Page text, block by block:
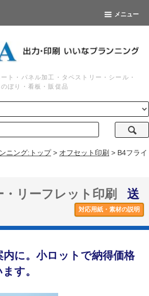
メニュー
ト・パネル加工・タペストリー・シール・
のぼり・看板・販促品
ニング:トップ> オフセット印刷 > B4フライ
リーフレット印刷
送
対応用紙・素材の説明
に。小ロットで納得価格
す。